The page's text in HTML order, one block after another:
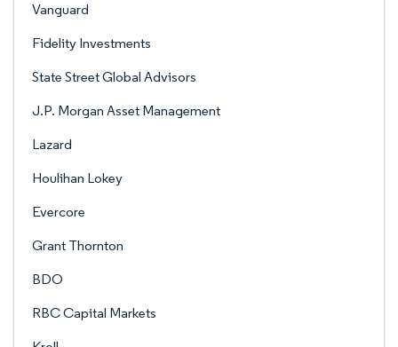
Vanguard
Fidelity Investments
State Street Global Advisors
J.P. Morgan Asset Management
Lazard
Houlihan Lokey
Evercore
Grant Thornton
BDO
RBC Capital Markets